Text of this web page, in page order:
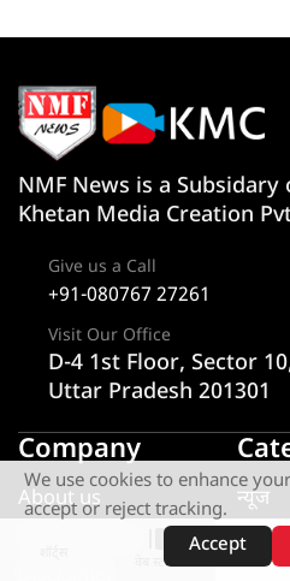
वेब स्टोरीज़
NMF News is a Subsidary
Khetan Media Creation
Give us a Call
+91-080767 27261
Visit Our Office
D-4 1st Floor, Sector
Uttar Pradesh 201301
Company
About us
न्यूज
राज्य
We use cookies to enhance
accept or reject tracking.
Accept